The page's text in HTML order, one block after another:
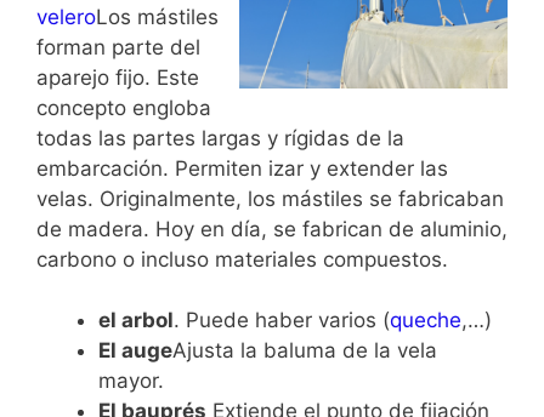
veleroLos mástiles
forman parte del
aparejo fijo. Este
concepto engloba
todas las partes largas y rígidas de la
embarcación. Permiten izar y extender las
velas. Originalmente, los mástiles se fabricaban
de madera. Hoy en día, se fabrican de aluminio,
carbono o incluso materiales compuestos.
el arbol. Puede haber varios (queche,…)
El augeAjusta la baluma de la vela
mayor.
El bauprés Extiende el punto de fijación